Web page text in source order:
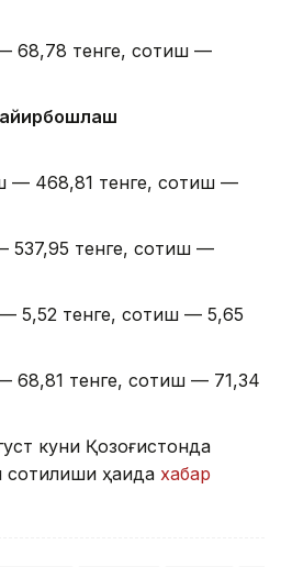
68,78 тенге, сотиш —
— 468,81 тенге, сотиш —
тенге, сотиш —
5,52 тенге, сотиш — 5,65
тенге, сотиш — 71,34
куни Қозоғистонда
сотилиши ҳақида хабар